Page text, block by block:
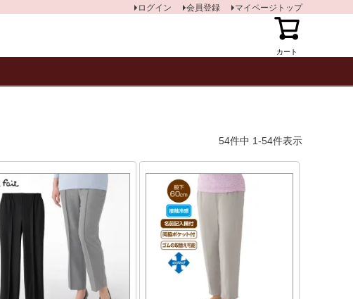
カート
ログイン 会員登録 マイページトップ
54件中 1-54件表示